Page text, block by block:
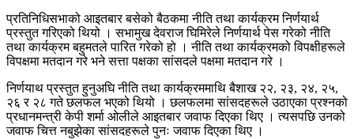
प्रतिनिधिसभाको आइतबार बसेको बैठकमा नीति तथा कार्यक्रम निर्णयार्थ
प्रस्तुत गरिएको थियो । सभामुख देवराज घिमिरेले निर्णयार्थ पेस गरेको नीति
तथा कार्यक्रम बहुमतले पारित गरेको हो । नीति तथा कार्यक्रमको विपक्षीहरूले
विपक्षमा मतदान गरे भने सत्ता पक्षका सांसदले पक्षमा मतदान गरे ।
निर्णयाथ प्रस्तुत हुनुअघि नीति तथा कार्यक्रममाथि बैशाख २२, २३, २४, २५,
२६ र २८ गते छलफल भएको थियो । छलफलमा सांसदहरूले उठाएका प्रश्नको
प्रधानमन्त्री केपी शर्मा ओलीले आइतबार जवाफ दिएका थिए । त्यसपछि उनको
जवाफ चित्त नबुझेका सांसदहरूले पुनः जवाफ दिएका थिए ।